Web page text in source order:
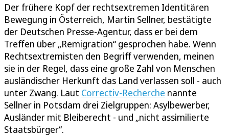
Der frühere Kopf der rechtsextremen Identitären
Bewegung in Österreich, Martin Sellner, bestätigte
der Deutschen Presse-Agentur, dass er bei dem
Treffen über „Remigration“ gesprochen habe. Wenn
Rechtsextremisten den Begriff verwenden, meinen
sie in der Regel, dass eine große Zahl von Menschen
ausländischer Herkunft das Land verlassen soll - auch
unter Zwang. Laut Correctiv-Recherche nannte
Sellner in Potsdam drei Zielgruppen: Asylbewerber,
Ausländer mit Bleiberecht - und „nicht assimilierte
Staatsbürger“.